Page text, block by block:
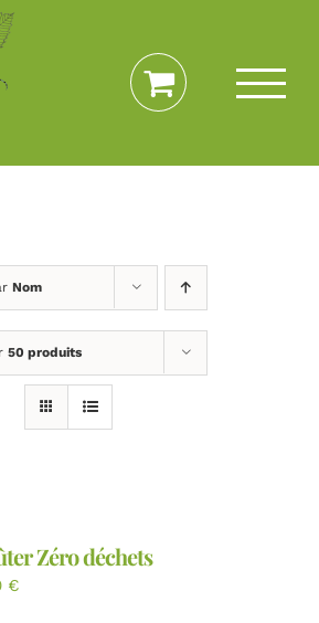
Nom
50 produits
Zéro déchets
€